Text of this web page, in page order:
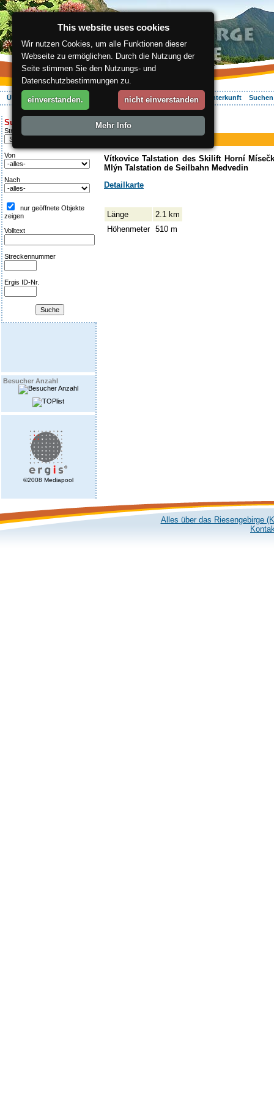
Über die Region Aktiv Erleben Entspannung Ihr Urlaub Unterkunft
Suche:
Streckentipp
Von
Nach
nur geöffnete Objekte
zeigen
Volltext
Streckennummer
Ergis ID-Nr.
Besucher Anzahl
©2008 Mediapool
ergis.cz>Aktiv Erleben> Vodovodní
Piste
Vodovodní
Vítkovice Talstation des Skilift Horní
Mlýn Talstation de Seilbahn Medvedin
Detailkarte
Länge
2.1 km
Höhenmeter 510 m
Alles über das Riesengebirge
This website uses cookies
Wir nutzen Cookies, um alle Funktionen dieser
Webseite zu ermöglichen. Durch die Nutzung der
Seite stimmen Sie den Nutzungs- und
Datenschutzbestimmungen zu.
einverstanden. nicht einverstanden
Mehr Info